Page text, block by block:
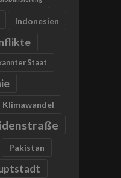
Indonesien
Staat
Klimawandel
Pakistan